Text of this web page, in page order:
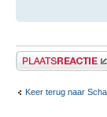
Plaats een reactie
Keer terug naar